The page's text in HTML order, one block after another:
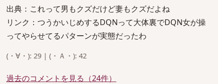
出典：これって男もクズだけど妻もクズだよね
リンク：つうかいじめするDQNって大体裏でDQN女が操
ってやらせてるパターンが実態だったわ
(・∀・): 29 | (・Ａ・): 42
過去のコメントを見る（24件）